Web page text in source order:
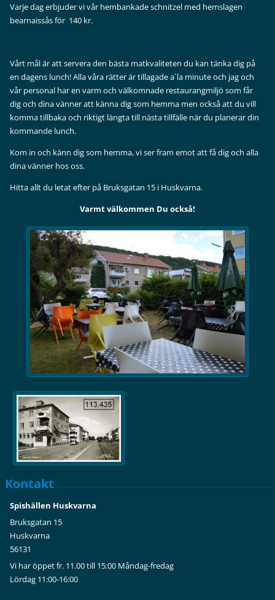
Varje dag erbjuder vi vår hembankade schnitzel med hemslagen
bearnaissås för 140 kr.
Vårt mål är att servera den bästa matkvaliteten du kan tänka dig på
en dagens lunch! Alla våra rätter är tillagade a´la minute och jag och
vår personal har en varm och välkomnade restaurangmiljö som får
dig och dina vänner att känna dig som hemma men också att du vill
komma tillbaka och riktigt längta till nästa tillfälle när du planerar din
kommande lunch.
Kom in och känn dig som hemma, vi ser fram emot att få dig och alla
dina vänner hos oss.
Hitta allt du letat efter på Bruksgatan 15 i Huskvarna.
Varmt välkommen Du också!
Kontakt
Spishällen Huskvarna
Bruksgatan 15
Huskvarna
56131
Vi har öppet fr. 11.00 till 15:00 Måndag-fredag
Lördag 11:00-16:00